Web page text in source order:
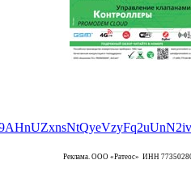
Реклама. ООО «Ратеос» ИНН